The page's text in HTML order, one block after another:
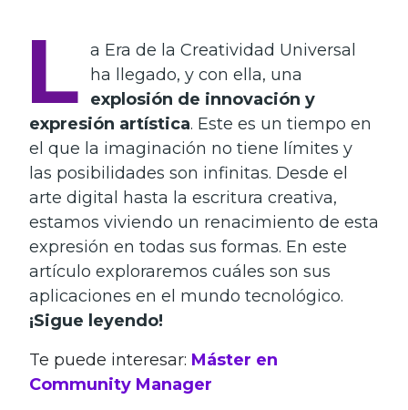
L a Era de la Creatividad Universal
ha llegado, y con ella, una
explosión de innovación y
expresión artística. Este es un tiempo en
el que la imaginación no tiene límites y
las posibilidades son infinitas. Desde el
arte digital hasta la escritura creativa,
estamos viviendo un renacimiento de esta
expresión en todas sus formas. En este
artículo exploraremos cuáles son sus
aplicaciones en el mundo tecnológico.
¡Sigue leyendo!
Te puede interesar: Máster en
Community Manager